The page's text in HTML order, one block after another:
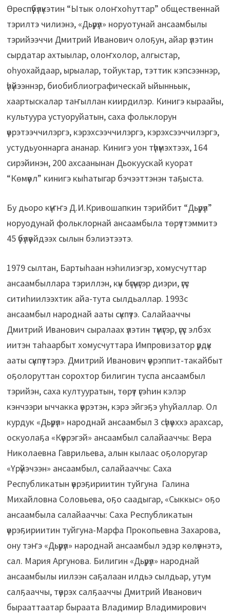
Өрөспүүбүлүкэтин “Ытык олоҥхоһуттар” общественнай
тэрилтэ чилиэнэ, «Дьүрүл» норуотунай ансаамбылы
тэрийээччи Дмитрий Иванович олоҕун, айар үлэтин
сырдатар ахтыылар, олоҥхолор, алгыстар,
оһуохайдаар, ырыалар, тойуктар, тэттик кэпсээннэр,
үһүйээннэр, биобиблиографическай ыйынньык,
хаартыскалар таҥыллан киирдилэр. Кинигэ кыраайы,
культуура устуоруйатын, саха фольклорун
үөрэтээччилэргэ, кэрэхсээччилэргэ, кэрэхсээччилэргэ,
устудьуоннарга ананар. Кинигэ уон түһүмэхтээх, 164
сирэйинэн, 200 ахсаанынан Дьокуускай куорат
“Көмүөл” кинигэ кыһатыгар бэчээттэнэн таҕыста.
Бу дьоро күҥҥэ Д.И.Кривошапкин тэрийбит “Дьүрүл”
норуодунай фольклорнай ансаамбыла төрүттэммитэ
45 үбүлүөйдээх сылын бэлиэтээтэ.
1979 сылтан, Бартыһаан нэһилиэгэр, хомусчуттар
ансаамбыллара тэриллэн, күн бүгүнүгэр диэри, үгүс
ситиһиилээхтик айа-тута сылдьаллар. 1993с
ансаамбыл народнай ааты сүкпүтэ. Салайааччы
Дмитрий Иванович сыралаах үлэтин түмүгэр, үгүс элбэх
иитэн таһаарбыт хомусчуттара Импровизатор үрдүк
ааты сүкпүттэрэ. Дмитрий Иванович үөрэппит-такайбыт
оҕолоруттан сорохтор билигин туспа ансаамбыл
тэрийэн, саха култууратын, төрүт үгэһин кэлэр
кэнчээри ыччакка үөрэтэн, кэрэ эйгэҕэ уһуйаллар. Ол
курдук «Дьүрүл» народнай ансаамбыл 3 сүһүөххэ арахсар,
оскуолаҕа «Күөрэгэй» ансаамбыл салайааччы: Вера
Николаевна Гаврильева, алын кылаас оҕолоругар
«Үрүйэчээн» ансаамбыл, салайааччы: Саха
Республикатын үөрэҕириитин туйгуна Галина
Михайловна Соловьева, оҕо саадыгар, «Сыккыс» оҕо
ансаамбыла салайааччы: Саха Республикатын
үөрэҕириитин туйгуна-Марфа Прокопьевна Захарова,
ону тэҥэ «Дьүрүл» народнай ансаамбыл эдэр көлүөнэтэ,
сал. Мария Аргунова. Билигин «Дьүрүл» народнай
ансаамбылы иилээн саҕалаан илдьэ сылдьар, утум
салҕааччы, түөрэх салҕааччы Дмитрий Иванович
бырааттаатар быраата Владимир Владимирович